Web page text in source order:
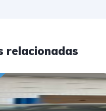
relacionadas